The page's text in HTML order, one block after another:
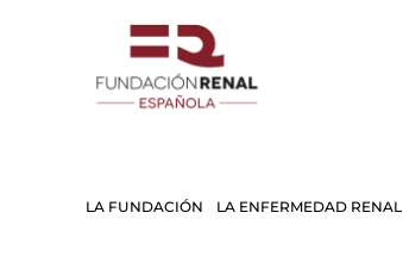
LA FUNDACIÓN LA ENFERMEDAD RENAL